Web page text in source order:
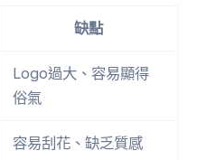
缺點
Logo過大、容易顯得
俗氣
容易刮花、缺乏質感